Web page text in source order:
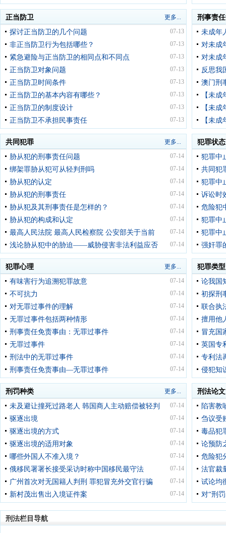
正当防卫
更多...
07-13
探讨正当防卫的几个问题
07-13
非正当防卫行为包括哪些？
07-13
紧急避险与正当防卫的相同点和不同点
07-13
正当防卫对象问题
07-13
正当防卫时间条件
07-13
正当防卫的基本内容有哪些？
07-13
正当防卫的制度设计
07-13
正当防卫不承担民事责任
刑事责
未成年
对未成
对未成
反思我
澳门刑
【未
【未
【未
共同犯罪
更多...
07-14
胁从犯的刑事责任问题
07-14
绑架罪胁从犯可从轻判刑吗
07-14
胁从犯的认定
07-14
胁从犯的刑事责任
07-14
胁从犯及其刑事责任是怎样的？
07-14
胁从犯的构成和认定
07-14
最高人民法院 最高人民检察院 公安部关于当前
07-14
浅论胁从犯中的胁迫——威胁侵害非法利益应否
犯罪状态
犯罪中
共同犯
犯罪中
诉讼时
危险犯
犯罪中
犯罪中
强奸罪
犯罪心理
更多...
07-14
有味害行为追溯犯罪故意
07-14
不可抗力
07-14
对无罪过事件的理解
07-14
无罪过事件包括两种情形
07-14
刑事责任免责事由：无罪过事件
07-14
无罪过事件
07-14
刑法中的无罪过事件
07-14
刑事责任免责事由—无罪过事件
犯罪类型
论我国
初探刑
联合执
擅用他
冒充国
英国专
专利法
侵犯知
刑罚种类
更多...
07-14
未及避让撞死过路老人 韩国商人主动赔偿被轻判
07-14
驱逐出境
07-14
驱逐出境的方式
07-14
驱逐出境的适用对象
07-14
哪些外国人不准入境？
07-14
俄移民署署长接受采访时称中国移民最守法
07-14
广州首次对无国籍人判刑 罪犯冒充外交官行骗
07-14
新村茂出售出入境证件案
刑法论文
陷害教
刍议受
毒品犯
论预防
危险犯
法官裁
试论均
对“刑
刑法栏目导航